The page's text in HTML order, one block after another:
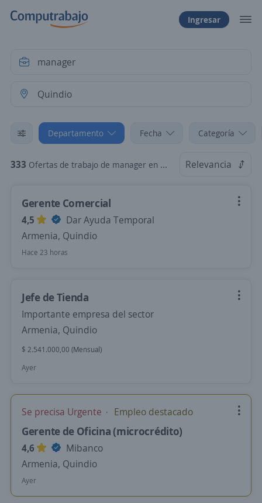
Ingresar
Departamento Fecha Categoría
333 Ofertas de trabajo de manager en Quindio Relevancia
Gerente Comercial
4,5
Dar Ayuda Temporal
Armenia, Quindio
Hace 23 horas
Jefe de Tienda
Importante empresa del sector
Armenia, Quindio
$ 2.541.000,00 (Mensual)
Ayer
Se precisa Urgente Empleo destacado
Gerente de Oficina (microcrédito)
4,6
Mibanco
Armenia, Quindio
Ayer